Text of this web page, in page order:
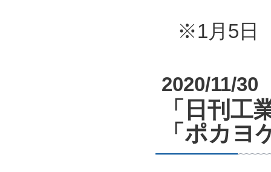
※1月5日
2020/11/30
「日刊工
「ポカヨ